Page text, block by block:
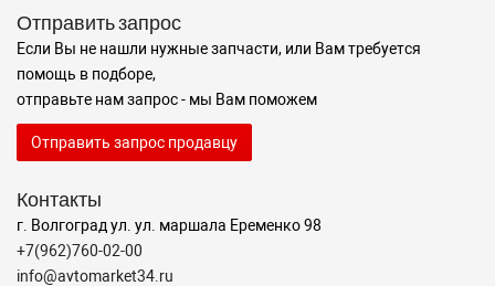
Отправить запрос
Если Вы не нашли нужные запчасти, или Вам требуется
помощь в подборе,
отправьте нам запрос - мы Вам поможем
Отправить запрос продавцу
Контакты
г. Волгоград ул. ул. маршала Еременко 98
+7(962)760-02-00
info@avtomarket34.ru